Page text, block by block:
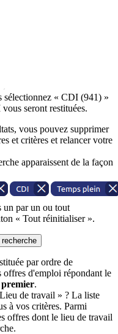
sélectionnez « CDI (941) »
seront restituées.
vous pouvez supprimer
et critères et relancer votre
apparaissent de la façon
un par un ou tout
« Tout réinitialiser ».
par ordre de
offres d'emploi répondant le
premier.
de travail » ? La liste
à vos critères. Parmi
offres dont le lieu de travail